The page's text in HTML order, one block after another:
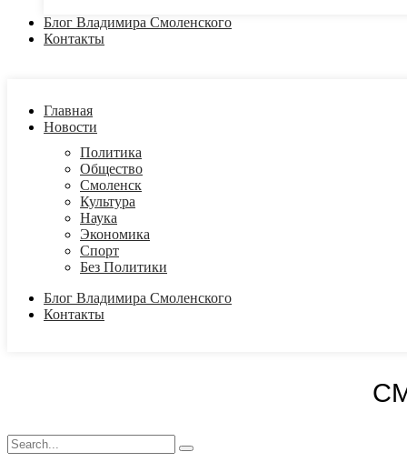
Блог Владимира Смоленского
Контакты
Главная
Новости
Политика
Общество
Смоленск
Культура
Наука
Экономика
Спорт
Без Политики
Блог Владимира Смоленского
Контакты